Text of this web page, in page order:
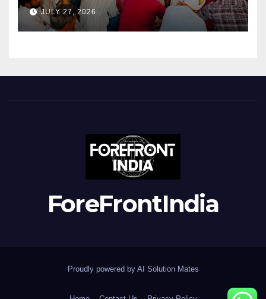
JULY 27, 2026
ForeFrontIndia
Proudly powered by AI Solution Mates